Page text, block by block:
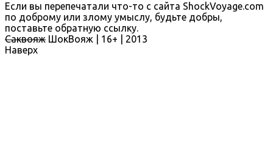
Если вы перепечатали что-то с сайта ShockVoyage.com
по доброму или злому умыслу, будьте добры,
поставьте обратную ссылку.
Саквояж ШокВояж | 16+ | 2013
Наверх